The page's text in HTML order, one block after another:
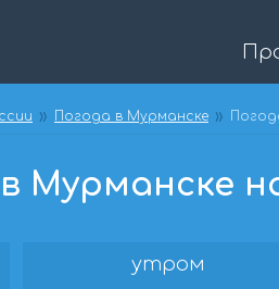
Погода в Мурманске
Мурманске
утром